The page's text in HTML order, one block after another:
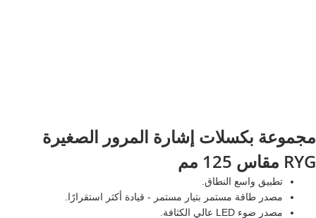
مجموعة بكسلات إشارة المرور الصغيرة
RYG مقاس 125 مم
تطبيق واسع النطاق.
مصدر طاقة مستمر بتيار مستمر - قيادة أكثر استقرارًا.
مصدر ضوء LED عالي الكثافة.